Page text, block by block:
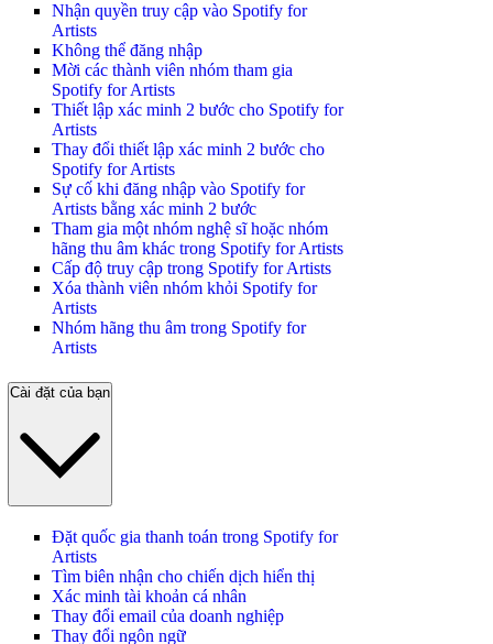
Nhận quyền truy cập vào Spotify for
Artists
Không thể đăng nhập
Mời các thành viên nhóm tham gia
Spotify for Artists
Thiết lập xác minh 2 bước cho Spotify for
Artists
Thay đổi thiết lập xác minh 2 bước cho
Spotify for Artists
Sự cố khi đăng nhập vào Spotify for
Artists bằng xác minh 2 bước
Tham gia một nhóm nghệ sĩ hoặc nhóm
hãng thu âm khác trong Spotify for Artists
Cấp độ truy cập trong Spotify for Artists
Xóa thành viên nhóm khỏi Spotify for
Artists
Nhóm hãng thu âm trong Spotify for
Artists
Cài đặt của bạn
Đặt quốc gia thanh toán trong Spotify for
Artists
Tìm biên nhận cho chiến dịch hiển thị
Xác minh tài khoản cá nhân
Thay đổi email của doanh nghiệp
Thay đổi ngôn ngữ